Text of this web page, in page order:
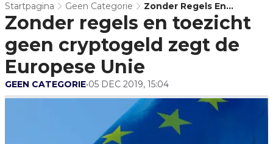
Startpagina Geen Categorie
Zonder Regels En
Toezicht Geen Cryptogeld
Zegt De Europese Unie
Zonder regels en toezicht
geen cryptogeld zegt de
Europese Unie
GEEN CATEGORIE•05 DEC 2019, 15:04